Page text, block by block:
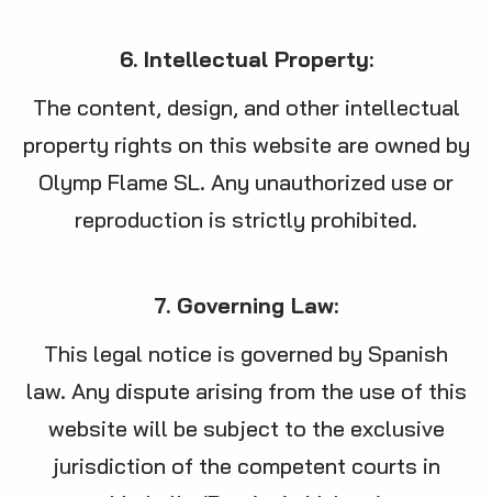
6. Intellectual Property:
The content, design, and other intellectual
property rights on this website are owned by
Olymp Flame SL. Any unauthorized use or
reproduction is strictly prohibited.
7. Governing Law:
This legal notice is governed by Spanish
law. Any dispute arising from the use of this
website will be subject to the exclusive
jurisdiction of the competent courts in